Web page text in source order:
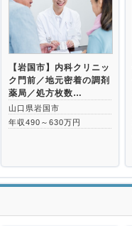
【岩国市】内科クリニッ
ク門前／地元密着の調剤
薬局／処方枚数…
山口県岩国市
年収490～630万円